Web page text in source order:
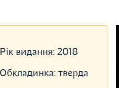
Рік видання: 2018
Обкладинка: тверда